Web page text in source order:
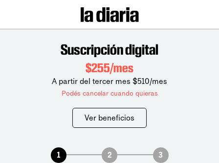
Suscripción digital
$255/mes
A partir del tercer mes $510/mes
Podés cancelar cuando quieras
Ver beneficios
1 2 3